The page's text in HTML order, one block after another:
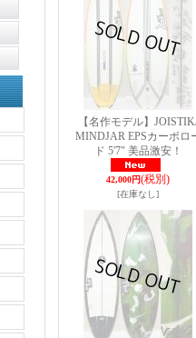
【名作モデル】
MINDJAR EPSカーボロ
ド 5'7" 美品激安！
42,000円(税別)
[在庫なし]